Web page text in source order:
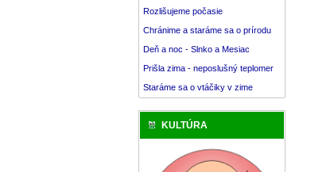
Rozlišujeme počasie
Chránime a staráme sa o prírodu
Deň a noc - Slnko a Mesiac
Prišla zima - neposlušný teplomer
Staráme sa o vtáčiky v zime
KULTÚRA